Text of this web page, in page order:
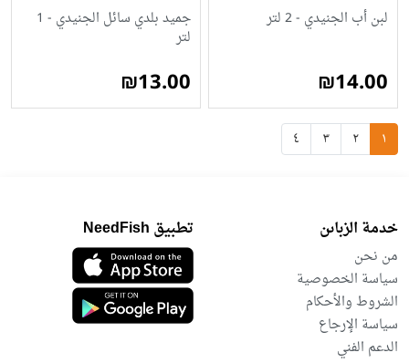
لبن أب الجنيدي - 2 لتر
₪14.00
جميد بلدي سائل الجنيدي - 1
لتر
₪13.00
١ ٢ ٣ ٤
خدمة الزباىن
من نحن
سياسة الخصوصية
الشروط والأحكام
سياسة الإرجاع
الدعم الفني
تطبيق NeedFish